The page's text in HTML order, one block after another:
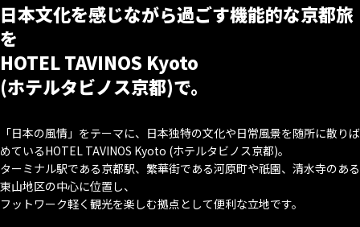
日本文化を感じながら過ごす機能的な京都旅
を
HOTEL TAVINOS Kyoto
(ホテルタビノス京都)で。
「日本の風情」をテーマに、日本独特の文化や日常風景を随所に散りば
めているHOTEL TAVINOS Kyoto (ホテルタビノス京都)。
ターミナル駅である京都駅、繁華街である河原町や祇園、清水寺のある
東山地区の中心に位置し、
フットワーク軽く観光を楽しむ拠点として便利な立地です。